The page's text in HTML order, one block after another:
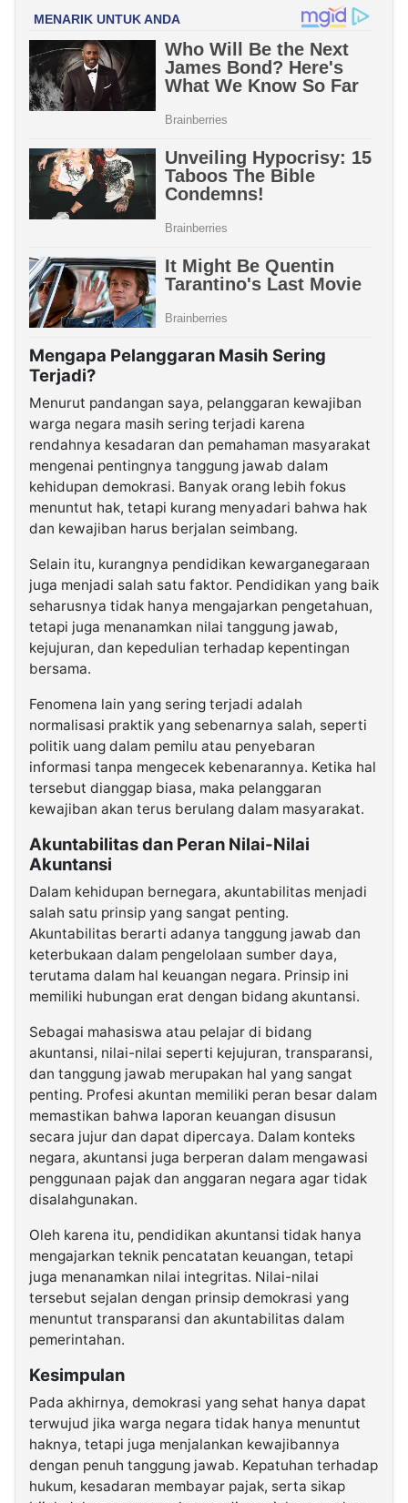
Mengapa Pelanggaran Masih Sering
Terjadi?
Menurut pandangan saya, pelanggaran kewajiban
warga negara masih sering terjadi karena
rendahnya kesadaran dan pemahaman masyarakat
mengenai pentingnya tanggung jawab dalam
kehidupan demokrasi. Banyak orang lebih fokus
menuntut hak, tetapi kurang menyadari bahwa hak
dan kewajiban harus berjalan seimbang.
Selain itu, kurangnya pendidikan kewarganegaraan
juga menjadi salah satu faktor. Pendidikan yang baik
seharusnya tidak hanya mengajarkan pengetahuan,
tetapi juga menanamkan nilai tanggung jawab,
kejujuran, dan kepedulian terhadap kepentingan
bersama.
Fenomena lain yang sering terjadi adalah
normalisasi praktik yang sebenarnya salah, seperti
politik uang dalam pemilu atau penyebaran
informasi tanpa mengecek kebenarannya. Ketika hal
tersebut dianggap biasa, maka pelanggaran
kewajiban akan terus berulang dalam masyarakat.
Akuntabilitas dan Peran Nilai-Nilai
Akuntansi
Dalam kehidupan bernegara, akuntabilitas menjadi
salah satu prinsip yang sangat penting.
Akuntabilitas berarti adanya tanggung jawab dan
keterbukaan dalam pengelolaan sumber daya,
terutama dalam hal keuangan negara. Prinsip ini
memiliki hubungan erat dengan bidang akuntansi.
Sebagai mahasiswa atau pelajar di bidang
akuntansi, nilai-nilai seperti kejujuran, transparansi,
dan tanggung jawab merupakan hal yang sangat
penting. Profesi akuntan memiliki peran besar dalam
memastikan bahwa laporan keuangan disusun
secara jujur dan dapat dipercaya. Dalam konteks
negara, akuntansi juga berperan dalam mengawasi
penggunaan pajak dan anggaran negara agar tidak
disalahgunakan.
Oleh karena itu, pendidikan akuntansi tidak hanya
mengajarkan teknik pencatatan keuangan, tetapi
juga menanamkan nilai integritas. Nilai-nilai
tersebut sejalan dengan prinsip demokrasi yang
menuntut transparansi dan akuntabilitas dalam
pemerintahan.
Kesimpulan
Pada akhirnya, demokrasi yang sehat hanya dapat
terwujud jika warga negara tidak hanya menuntut
haknya, tetapi juga menjalankan kewajibannya
dengan penuh tanggung jawab. Kepatuhan terhadap
hukum, kesadaran membayar pajak, serta sikap